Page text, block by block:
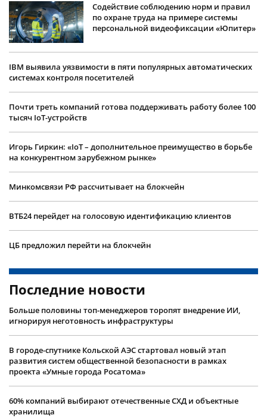
Содействие соблюдению норм и правил
по охране труда на примере системы
персональной видеофиксации «Юпитер»
IBM выявила уязвимости в пяти популярных автоматических
системах контроля посетителей
Почти треть компаний готова поддерживать работу более 100
тысяч IoT-устройств
Игорь Гиркин: «IoT – дополнительное преимущество в борьбе
на конкурентном зарубежном рынке»
Минкомсвязи РФ рассчитывает на блокчейн
ВТБ24 перейдет на голосовую идентификацию клиентов
ЦБ предложил перейти на блокчейн
Последние новости
Больше половины топ-менеджеров торопят внедрение ИИ,
игнорируя неготовность инфраструктуры
В городе-спутнике Кольской АЭС стартовал новый этап
развития систем общественной безопасности в рамках
проекта «Умные города Росатома»
60% компаний выбирают отечественные СХД и объектные
хранилища